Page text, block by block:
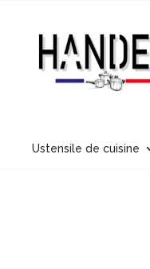
Ustensile de cuisine